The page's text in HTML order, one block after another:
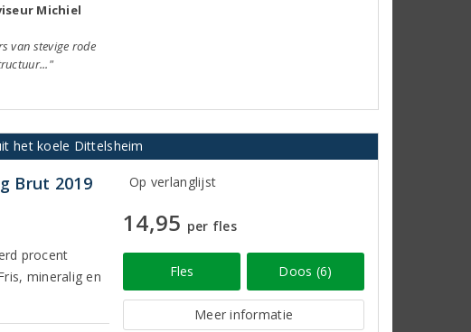
Michiel
van stevige rode
het koele Dittelsheim
Brut 2019
procent
mineralig en
Op verlanglijst
14,95 per fles
Fles Doos (6)
Meer informatie